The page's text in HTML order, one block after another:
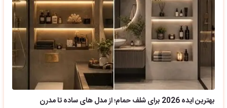
بهترین ایده 2026 برای شلف حمام؛ از مدل های ساده تا مدرن